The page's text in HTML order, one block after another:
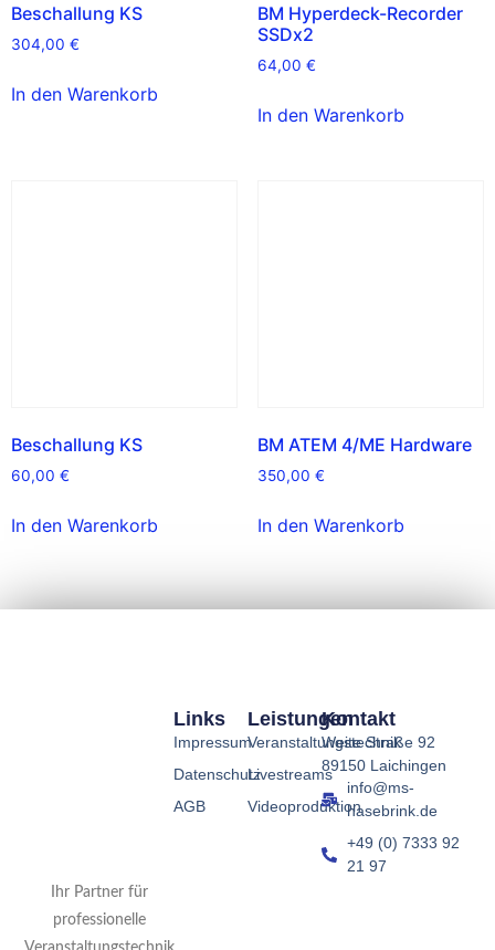
Beschallung KS
304,00 €
In den Warenkorb
BM Hyperdeck-Recorder
SSDx2
64,00 €
In den Warenkorb
Beschallung KS
60,00 €
In den Warenkorb
BM ATEM 4/ME Hardware
350,00 €
In den Warenkorb
Ihr Partner für
professionelle
Leistungen
Veranstaltungstechnik
Livestreams
Videoproduktion
Links
Impressum
Datenschutz
AGB
Kontakt
Weite Straße 92
89150 Laichingen
info@ms-
hasebrink.de
+49 (0) 7333 92
21 97